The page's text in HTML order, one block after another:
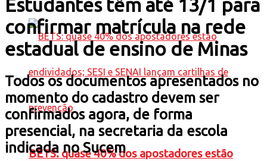
BETS: quase 40% dos apostadores estão
Estudantes têm até 13/1 para
confirmar matrícula na rede
estadual de ensino de Minas
Todos os documentos apresentados no
momento do cadastro devem ser
confirmados agora, de forma
presencial, na secretaria da escola
indicada no Sucem